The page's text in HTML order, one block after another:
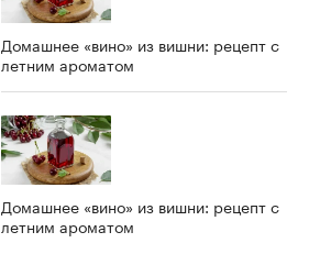
Домашнее «вино» из вишни: рецепт с
летним ароматом
Домашнее «вино» из вишни: рецепт с
летним ароматом